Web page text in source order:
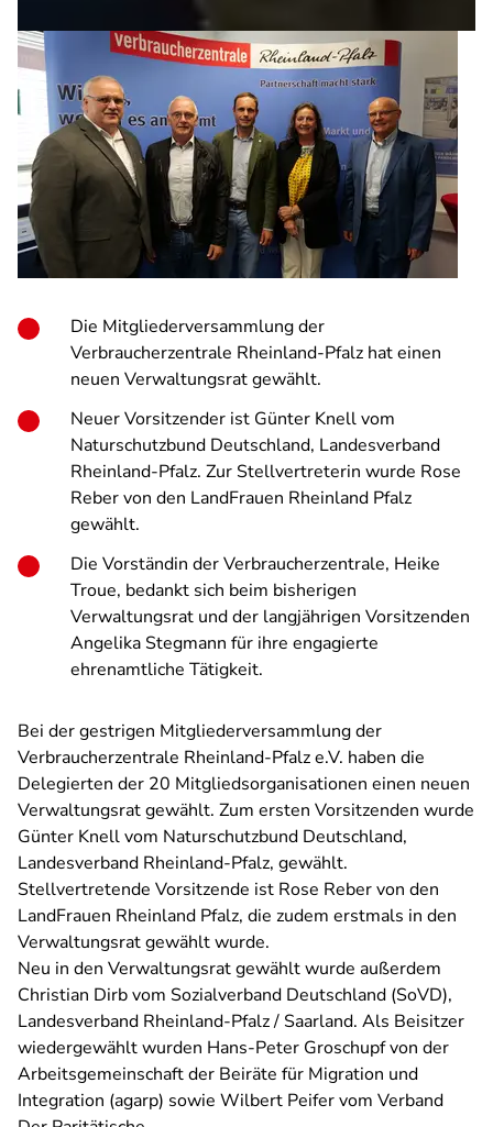
Die Mitgliederversammlung der
Verbraucherzentrale Rheinland-Pfalz hat einen
neuen Verwaltungsrat gewählt.
Neuer Vorsitzender ist Günter Knell vom
Naturschutzbund Deutschland, Landesverband
Rheinland-Pfalz. Zur Stellvertreterin wurde Rose
Reber von den LandFrauen Rheinland Pfalz
gewählt.
Die Vorständin der Verbraucherzentrale, Heike
Troue, bedankt sich beim bisherigen
Verwaltungsrat und der langjährigen Vorsitzenden
Angelika Stegmann für ihre engagierte
ehrenamtliche Tätigkeit.
Bei der gestrigen Mitgliederversammlung der
Verbraucherzentrale Rheinland-Pfalz e.V. haben die
Delegierten der 20 Mitgliedsorganisationen einen neuen
Verwaltungsrat gewählt. Zum ersten Vorsitzenden wurde
Günter Knell vom Naturschutzbund Deutschland,
Landesverband Rheinland-Pfalz, gewählt.
Stellvertretende Vorsitzende ist Rose Reber von den
LandFrauen Rheinland Pfalz, die zudem erstmals in den
Verwaltungsrat gewählt wurde.
Neu in den Verwaltungsrat gewählt wurde außerdem
Christian Dirb vom Sozialverband Deutschland (SoVD),
Landesverband Rheinland-Pfalz / Saarland. Als Beisitzer
wiedergewählt wurden Hans-Peter Groschupf von der
Arbeitsgemeinschaft der Beiräte für Migration und
Integration (agarp) sowie Wilbert Peifer vom Verband